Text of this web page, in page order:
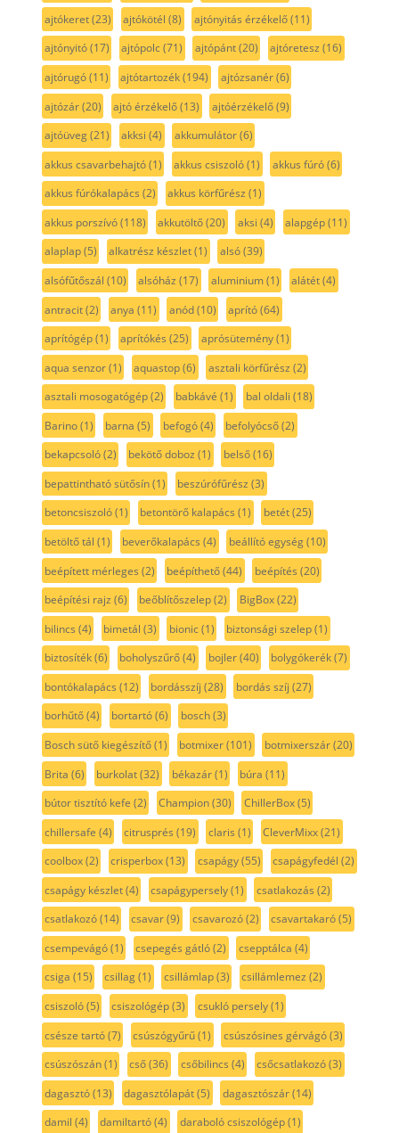
ajtókeret(23) ajtókötél (8) ajtónyitás érzékelő(11)
ajtónyitó(17) ajtópolc(71) ajtópánt(20) ajtóretesz (16)
ajtórugó(11) ajtótartozék(194) ajtózsanér(6)
ajtózár(20) ajtó érzékelő(13) ajtóérzékelő(9)
ajtóüveg(21) akksi (4) akkumulátor(6)
akkus csavarbehajtó(1) akkus csiszoló(1) akkus fúró(6)
akkus fúrókalapács (2) akkus körfűrész (1)
akkus porszívó(118) akkutöltő(20) aksi (4) alapgép(11)
alaplap(5) alkatrész készlet(1) alsó(39)
alsófűtőszál (10) alsóház (17) aluminium(1) alátét(4)
antracit(2) anya (11) anód(10) aprító(64)
aprítógép(1) aprítókés (25) aprósütemény(1)
aqua senzor(1) aquastop(6) asztali körfűrész (2)
asztali mosogatógép(2) babkávé (1) bal oldali (18)
Barino(1) barna (5) befogó(4) befolyócső(2)
bekapcsoló(2) bekötő doboz (1) belső(16)
bepattintható sütősín(1) beszúrófűrész (3)
betoncsiszoló(1) betontörő kalapács (1) betét(25)
betöltő tál (1) beverőkalapács (4) beállító egység(10)
beépített mérleges (2) beépíthető(44) beépítés (20)
beépítési rajz (6) beőblítőszelep(2) BigBox(22)
bilincs (4) bimetál (3) bionic(1) biztonsági szelep(1)
biztosíték(6) boholyszűrő(4) bojler(40) bolygókerék(7)
bontókalapács (12) bordásszíj (28) bordás szíj (27)
borhűtő(4) bortartó(6) bosch(3)
Bosch sütő kiegészítő(1) botmixer(101) botmixerszár(20)
Brita (6) burkolat(32) békazár(1) búra (11)
bútor tisztító kefe (2) Champion(30) ChillerBox(5)
chillersafe (4) citrusprés (19) claris (1) CleverMixx(21)
coolbox(2) crisperbox(13) csapágy(55) csapágyfedél (2)
csapágy készlet(4) csapágypersely(1) csatlakozás (2)
csatlakozó(14) csavar(9) csavarozó(2) csavartakaró(5)
csempevágó(1) csepegés gátló(2) csepptálca (4)
csiga (15) csillag(1) csillámlap(3) csillámlemez (2)
csiszoló(5) csiszológép(3) csukló persely(1)
csésze tartó(7) csúszógyűrű(1) csúszósines gérvágó(3)
csúszószán(1) cső(36) csőbilincs (4) csőcsatlakozó(3)
dagasztó(13) dagasztólapát(5) dagasztószár(14)
damil (4) damiltartó(4) daraboló csiszológép(1)